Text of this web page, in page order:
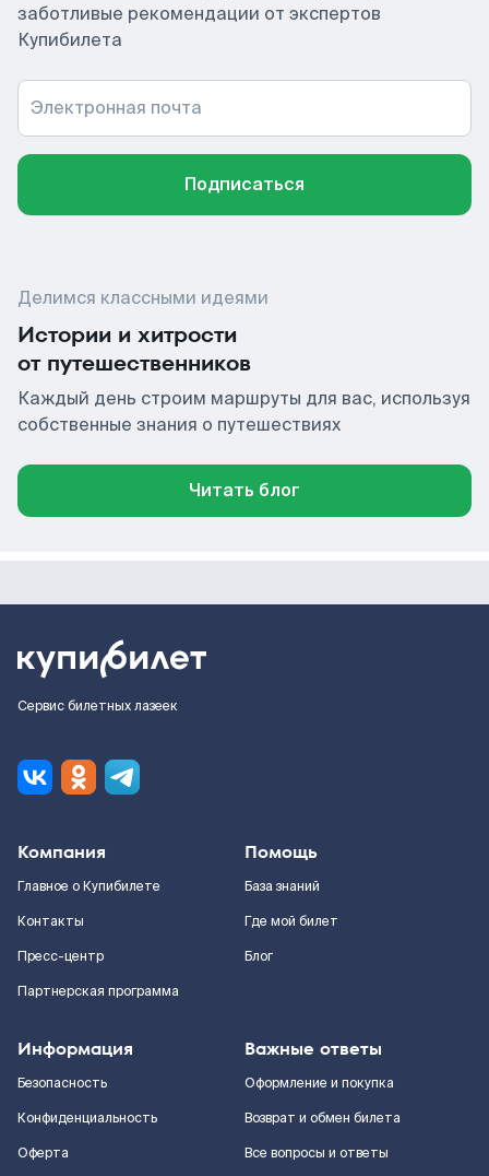
заботливые рекомендации от экспертов
Купибилета
Электронная почта
Подписаться
Делимся классными идеями
Истории и хитрости
от путешественников
Каждый день строим маршруты для вас, используя
собственные знания о путешествиях
Читать блог
Сервис билетных лазеек
Компания
Главное о Купибилете
Контакты
Пресс-центр
Партнерская программа
Помощь
База знаний
Где мой билет
Блог
Информация
Безопасность
Конфиденциальность
Оферта
Важные ответы
Оформление и покупка
Возврат и обмен билета
Все вопросы и ответы